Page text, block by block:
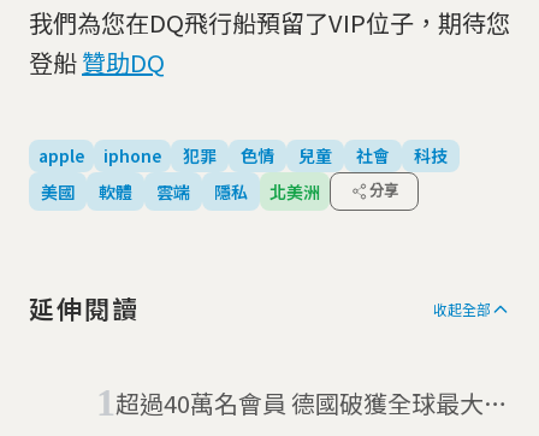
我們為您在DQ飛行船預留了VIP位子，期待您
登船贊助DQ
apple iphone 犯罪 色情 兒童 社會
科技
美國
軟體 雲端 隱私 北美洲 分享
延伸閱讀 收起全部
超過40萬名會員 德國破獲全球最大暗